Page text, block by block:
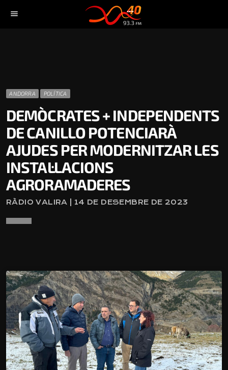
menu
ANDORRA POLÍTICA
DEMÒCRATES + INDEPENDENTS
DE CANILLO POTENCIARÀ
AJUDES PER MODERNITZAR LES
INSTAL·LACIONS
AGRORAMADERES
RÀDIO VALIRA | 14 DE DESEMBRE DE 2023